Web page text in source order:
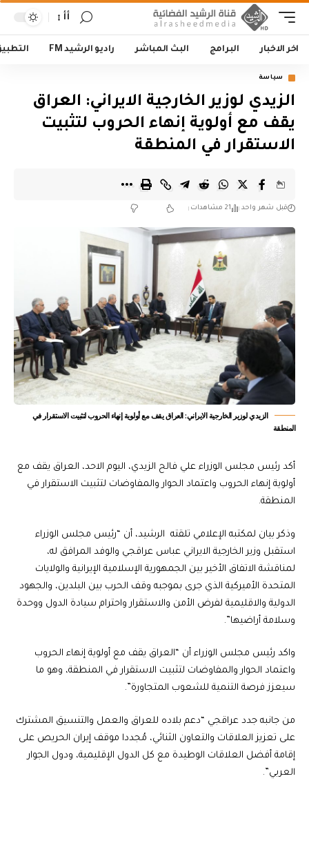
أأ
اخر الاخبار البرامج البث المباشر راديو الرشيد FM
سياسة
الزيدي لوزير الخارجية الايراني: العراق
يقف مع أولوية إنهاء الحروب لتثبيت
الاستقرار في المنطقة
قبل شهر واحد 21 مشاهدات
الزيدي لوزير الخارجية الايراني: العراق يقف مع أولوية إنهاء الحروب لتثبيت الاستقرار في
المنطقة
أكد رئيس مجلس الوزراء علي فالح الزيدي، اليوم الاحد، العراق يقف مع
أولوية إنهاء الحروب واعتماد الحوار والمفاوضات لتثبيت الاستقرار في
المنطقة.
وذكر بيان لمكتبه الإعلامي تلقته الرشيد، أن “رئيس مجلس الوزراء
استقبل وزير الخارجية الايراني عباس عراقجي والوفد المرافق له،
لمناقشة الاتفاق الأخير بين الجمهورية الإسلامية الإيرانية والولايات
المتحدة الأميركية الذي جرى بموجبه وقف الحرب بين البلدين، والجهود
الدولية والاقليمية لفرض الأمن والاستقرار واحترام سيادة الدول ووحدة
وسلامة أراضيها”.
واكد رئيس مجلس الوزراء أن “العراق يقف مع أولوية إنهاء الحروب
واعتماد الحوار والمفاوضات لتثبيت الاستقرار في المنطقة، وهو ما
سيعزز فرصة التنمية للشعوب المتجاورة”.
من جانبه جدد عراقجي “دعم بلاده للعراق والعمل والتنسيق المشترك
على تعزيز العلاقات والتعاون الثنائي، مُجددا موقف إيران الحريص على
إقامة أفضل العلاقات الوطيدة مع كل الدول الإقليمية، ودول الجوار
العربي”.